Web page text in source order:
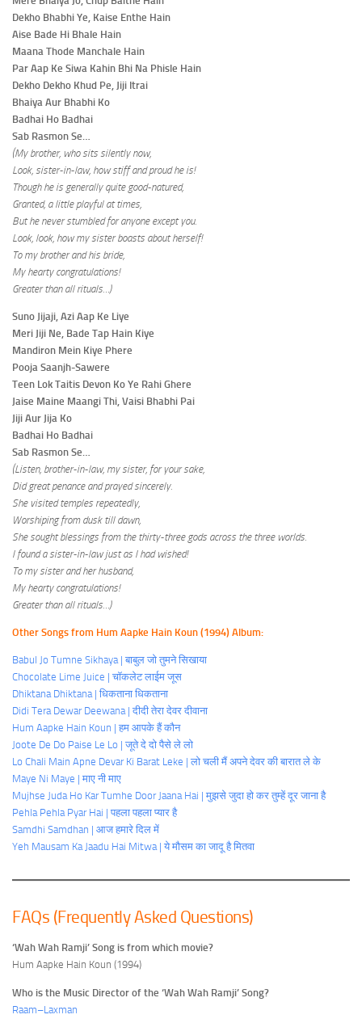
Dekho Bhabhi Ye, Kaise Enthe Hain
Aise Bade Hi Bhale Hain
Maana Thode Manchale Hain
Par Aap Ke Siwa Kahin Bhi Na Phisle Hain
Dekho Dekho Khud Pe, Jiji Itrai
Bhaiya Aur Bhabhi Ko
Badhai Ho Badhai
Sab Rasmon Se…
(My brother, who sits silently now,
Look, sister-in-law, how stiff and proud he is!
Though he is generally quite good-natured,
Granted, a little playful at times,
But he never stumbled for anyone except you.
Look, look, how my sister boasts about herself!
To my brother and his bride,
My hearty congratulations!
Greater than all rituals…)
Suno Jijaji, Azi Aap Ke Liye
Meri Jiji Ne, Bade Tap Hain Kiye
Mandiron Mein Kiye Phere
Pooja Saanjh-Sawere
Teen Lok Taitis Devon Ko Ye Rahi Ghere
Jaise Maine Maangi Thi, Vaisi Bhabhi Pai
Jiji Aur Jija Ko
Badhai Ho Badhai
Sab Rasmon Se…
(Listen, brother-in-law, my sister, for your sake,
Did great penance and prayed sincerely.
She visited temples repeatedly,
Worshiping from dusk till dawn,
She sought blessings from the thirty-three gods across the three worlds.
I found a sister-in-law just as I had wished!
To my sister and her husband,
My hearty congratulations!
Greater than all rituals…)
Other Songs from Hum Aapke Hain Koun (1994) Album:
Babul Jo Tumne Sikhaya | बाबुल जो तुमने सिखाया
Chocolate Lime Juice | चॉकलेट लाईम जूस
Dhiktana Dhiktana | धिकताना धिकताना
Didi Tera Dewar Deewana | दीदी तेरा देवर दीवाना
Hum Aapke Hain Koun | हम आपके हैं कौन
Joote De Do Paise Le Lo | जूते दे दो पैसे ले लो
Lo Chali Main Apne Devar Ki Barat Leke | लो चली मैं अपने देवर की बारात ले के
Maye Ni Maye | माए नी माए
Mujhse Juda Ho Kar Tumhe Door Jaana Hai | मुझसे जुदा हो कर तुम्हें दूर जाना है
Pehla Pehla Pyar Hai | पहला पहला प्यार है
Samdhi Samdhan | आज हमारे दिल में
Yeh Mausam Ka Jaadu Hai Mitwa | ये मौसम का जादू है मितवा
FAQs (Frequently Asked Questions)
‘Wah Wah Ramji’ Song is from which movie?
Hum Aapke Hain Koun (1994)
Who is the Music Director of the ‘Wah Wah Ramji’ Song?
Raam–Laxman